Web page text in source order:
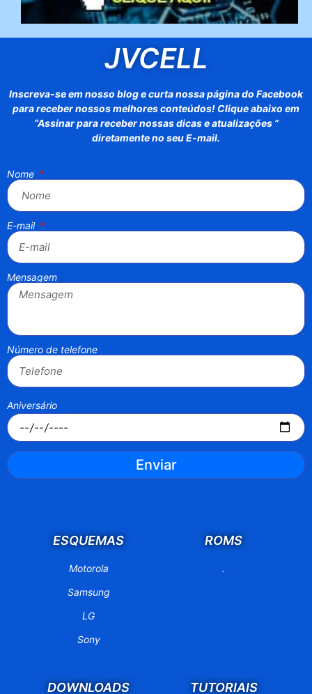
JVCELL
Inscreva-se em nosso blog e curta nossa página do Facebook
para receber nossos melhores conteúdos! Clique abaixo em
“Assinar para receber nossas dicas e atualizações ”
diretamente no seu E-mail.
Nome
E-mail
Mensagem
Número de telefone
Aniversário
Enviar
ESQUEMAS
Motorola
Samsung
LG
Sony
ROMS
.
DOWNLOADS TUTORIAIS